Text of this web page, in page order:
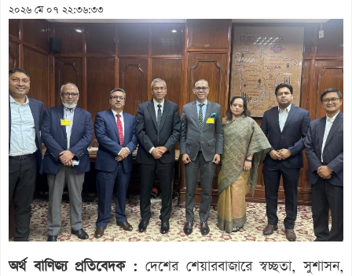
২০২৬ মে ০৭ ২২:৩৬:৩৩
অর্থ বাণিজ্য প্রতিবেদক : দেশের শেয়ারবাজারে স্বচ্ছতা, সুশাসন,